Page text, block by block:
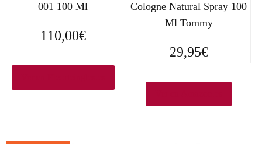
001 100 Ml
110,00€
Cologne Natural Spray 100
Ml Tommy
29,95€